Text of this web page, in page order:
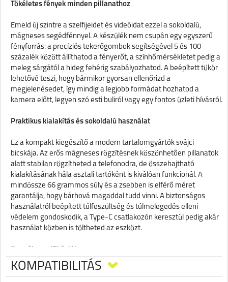
Tökéletes fények minden pillanathoz
Emeld új szintre a szelfijeidet és videóidat ezzel a sokoldalú,
mágneses segédfénnyel. A készülék nem csupán egy egyszerű
fényforrás: a precíziós tekerőgombok segítségével 5 és 100
százalék között állíthatod a fényerőt, a színhőmérsékletet pedig a
meleg sárgától a hideg fehérig szabályozhatod. A beépített tükör
lehetővé teszi, hogy bármikor gyorsan ellenőrizd a
megjelenésedet, így mindig a legjobb formádat hozhatod a
kamera előtt, legyen szó esti buliról vagy egy fontos üzleti hívásról.
Praktikus kialakítás és sokoldalú használat
Ez a kompakt kiegészítő a modern tartalomgyártók svájci
bicskája. Az erős mágneses rögzítésnek köszönhetően pillanatok
alatt stabilan rögzítheted a telefonodra, de összehajtható
kialakításának hála asztali tartóként is kiválóan funkcionál. A
mindössze 66 grammos súly és a zsebben is elférő méret
garantálja, hogy bárhová magaddal tudd vinni. A biztonságos
használatról beépített túlfeszültség és túlmelegedés elleni
védelem gondoskodik, a Type-C csatlakozón keresztül pedig akár
használat közben is töltheted az eszközt.
· Anyaghasználat: ABS, cink ötvözet és szilikon panel
·
Fényerő állítás: 5 és 100 százalék között
KOMPATIBILITÁS